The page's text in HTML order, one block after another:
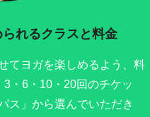
れるクラスと料金
てヨガを楽しめるよう、料
・6・10・20回のチケッ
ス」から選んでいただき